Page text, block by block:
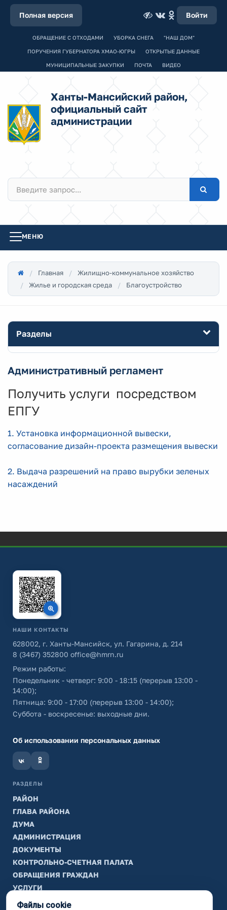
Полная версия Войти
ОБРАЩЕНИЕ С ОТХОДАМИ УБОРКА СНЕГА "НАШ ДОМ"
ПОРУЧЕНИЯ ГУБЕРНАТОРА ХМАО-ЮГРЫ ОТКРЫТЫЕ ДАННЫЕ
МУНИЦИПАЛЬНЫЕ ЗАКУПКИ ПОЧТА ВИДЕО
Ханты-Мансийский район,
официальный сайт
администрации
МЕНЮ
Главная
Жилищно-коммунальное хозяйство
Жилье и городская среда
Благоустройство
Разделы
Административный регламент
Получить услуги посредством
ЕПГУ
1. Установка информационной вывески,
согласование дизайн-проекта размещения вывески
2. Выдача разрешений на право вырубки зеленых
насаждений
НАШИ КОНТАКТЫ
628002, г. Ханты-Мансийск, ул. Гагарина, д. 214
8 (3467) 352800 office@hmrn.ru
Режим работы:
Понедельник - четверг: 9:00 - 18:15 (перерыв 13:00 -
14:00);
Пятница: 9:00 - 17:00 (перерыв 13:00 - 14:00);
Суббота - воскресенье: выходные дни.
Об использовании персональных данных
РАЗДЕЛЫ
РАЙОН
ГЛАВА РАЙОНА
ДУМА
АДМИНИСТРАЦИЯ
ДОКУМЕНТЫ
КОНТРОЛЬНО-СЧЕТНАЯ ПАЛАТА
ОБРАЩЕНИЯ ГРАЖДАН
УСЛУГИ
ТИК
Файлы cookie